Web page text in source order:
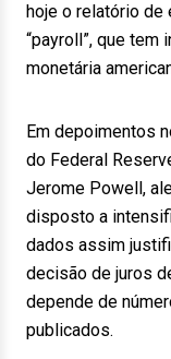
hoje o relatório de
“payroll”, que tem
monetária
Em depoimentos
do Federal
Jerome Powell,
disposto a
dados assim
decisão de juros
depende de
publicados.